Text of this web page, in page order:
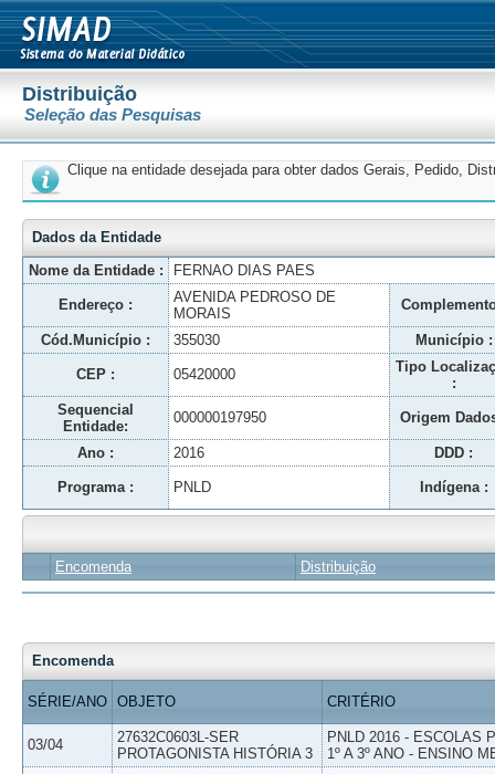
Distribuição
Seleção das Pesquisas
Clique na entidade desejada para obter dados Gerais, Pedido,
Dados da Entidade
Nome da Entidade :
FERNAO DIAS PAES
Endereço :
AVENIDA PEDROSO DE
MORAIS
Cód.Município : 355030 Município :
CEP : 05420000
Tipo
:
Sequencial
Entidade:
000000197950 Origem
Ano : 2016 DDD :
Programa : PNLD Indígena :
Encomenda Distribuição
Encomenda
SÉRIE/ANO OBJETO CRITÉRIO
03/04
27632C0603L-SER
PROTAGONISTA HISTÓRIA 3
PNLD 2016 - ESCOLAS
1º A 3º ANO - ENSINO